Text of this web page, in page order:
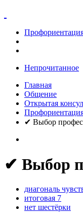
Непрочитанное
Главная
Общение
Открытая
✔ Выбор
✔ Выбор
диагональ
итоговая 7
нет шестёрки